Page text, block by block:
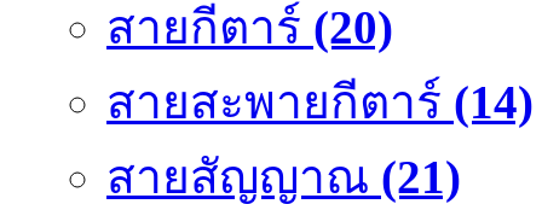
สายกีตาร์ (20)
สายสะพายกีตาร์ (14)
สายสัญญาณ (21)